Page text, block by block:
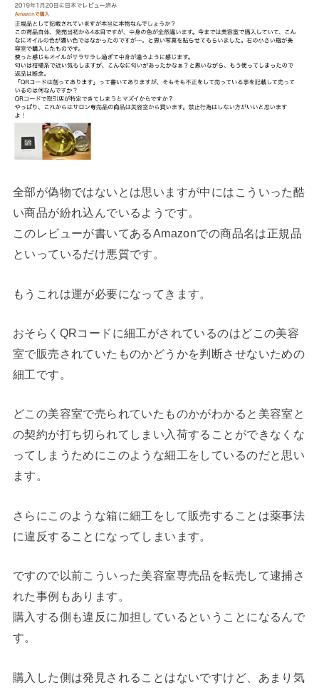
全部が偽物ではないとは思いますが中にはこういった酷
い商品が紛れ込んでいるようです。
このレビューが書いてあるAmazonでの商品名は正規品
といっているだけ悪質です。
もうこれは運が必要になってきます。
おそらくQRコードに細工がされているのはどこの美容
室で販売されていたものかどうかを判断させないための
細工です。
どこの美容室で売られていたものかがわかると美容室と
の契約が打ち切られてしまい入荷することができなくな
ってしまうためにこのような細工をしているのだと思い
ます。
さらにこのような箱に細工をして販売することは薬事法
に違反することになってしまいます。
ですので以前こういった美容室専売品を転売して逮捕さ
れた事例もあります。
購入する側も違反に加担しているということになるんで
す。
購入した側は発見されることはないですけど、あまり気